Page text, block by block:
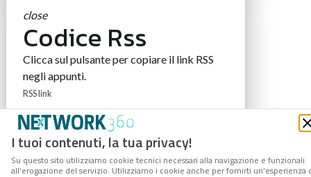
I tuoi contenuti, la tua privacy!
Su questo sito utilizziamo cookie tecnici necessari alla navigazione e funzionali
all’erogazione del servizio. Utilizziamo i cookie anche per fornirti un’esperienza
close
Codice Rss
Clicca sul pulsante per copiare il link RSS
negli appunti.
RSS link
COPIA LINK